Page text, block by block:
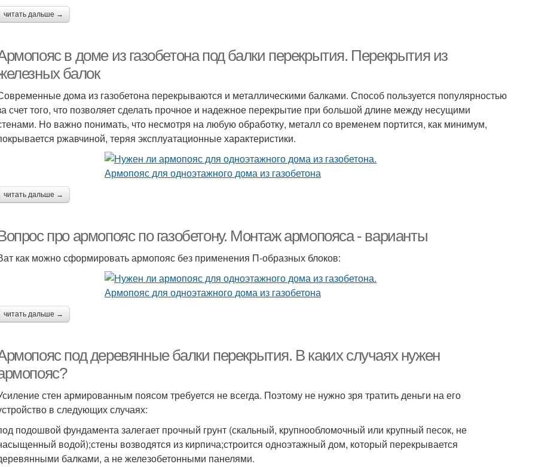
читать дальше →
в доме из газобетона под балки перекрытия. Перекрытия из
балок
дома из газобетона перекрываются и металлическими балками. Способ пользуется популярностью
счет того, что позволяет сделать прочное и надежное перекрытие при большой длине между несущими
Но важно понимать, что несмотря на любую обработку, металл со временем портится, как минимум,
ржавчиной, теряя эксплуатационные характеристики.
читать дальше →
про армопояс по газобетону. Монтаж армопояса - варианты
как можно сформировать армопояс без применения П-образных блоков:
читать дальше →
под деревянные балки перекрытия. В каких случаях нужен
стен армированным поясом требуется не всегда. Поэтому не нужно зря тратить деньги на его
в следующих случаях:
подошвой фундамента залегает прочный грунт (скальный, крупнообломочный или крупный песок, не
водой);стены возводятся из кирпича;строится одноэтажный дом, который перекрывается
балками, а не железобетонными панелями.